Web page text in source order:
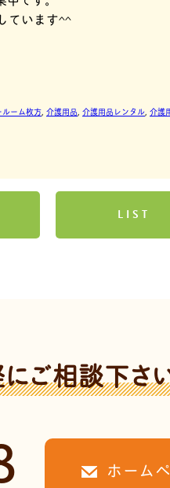
ています^^
ルーム枚方, 介護用品, 介護用品レンタル, 介護
LIST
ご相談下さ
ホーム